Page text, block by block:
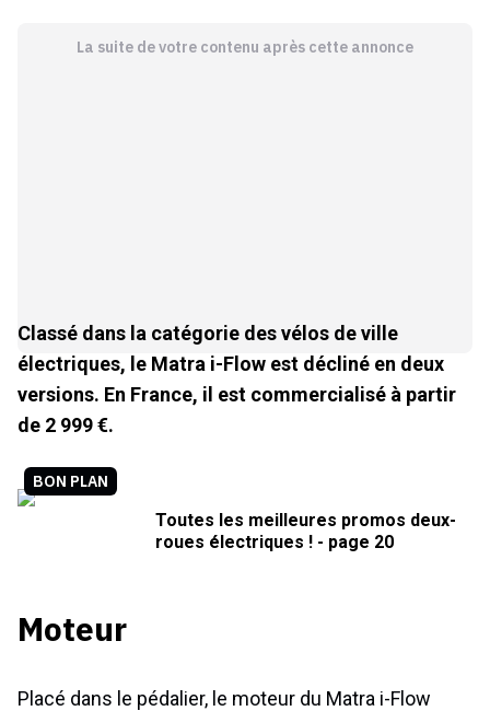
La suite de votre contenu après cette annonce
Classé dans la catégorie des vélos de ville
électriques, le Matra i-Flow est décliné en deux
versions. En France, il est commercialisé à partir
de 2 999 €.
BON PLAN
Toutes les meilleures promos deux-
roues électriques ! - page 20
Moteur
Placé dans le pédalier, le moteur du Matra i-Flow